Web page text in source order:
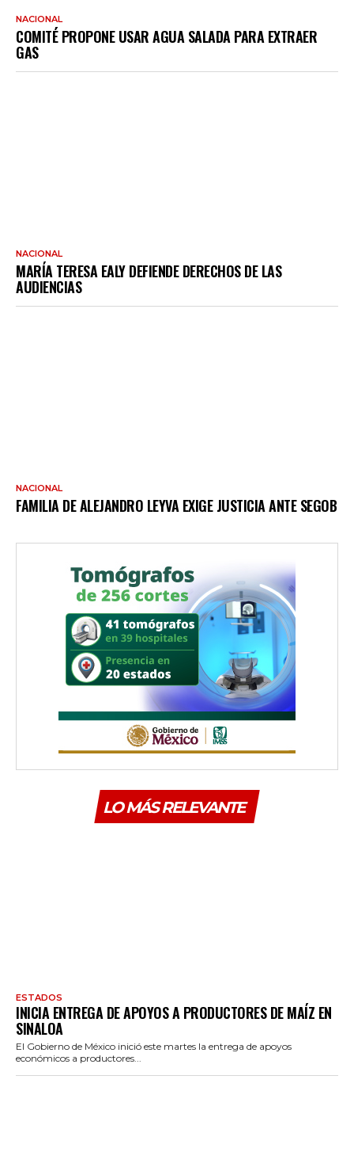
NACIONAL
COMITÉ PROPONE USAR AGUA SALADA PARA EXTRAER
GAS
NACIONAL
MARÍA TERESA EALY DEFIENDE DERECHOS DE LAS
AUDIENCIAS
NACIONAL
FAMILIA DE ALEJANDRO LEYVA EXIGE JUSTICIA ANTE SEGOB
LO MÁS RELEVANTE
ESTADOS
INICIA ENTREGA DE APOYOS A PRODUCTORES DE MAÍZ EN
SINALOA
El Gobierno de México inició este martes la entrega de apoyos
económicos a productores...